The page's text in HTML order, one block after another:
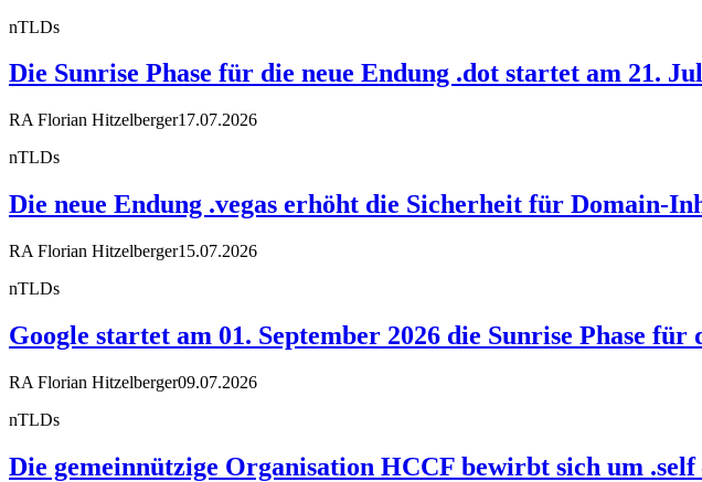
nTLDs
Die Sunrise Phase für die neue Endung .dot startet am 21.
RA Florian Hitzelberger17.07.2026
nTLDs
Die neue Endung .vegas erhöht die Sicherheit für Domain-
RA Florian Hitzelberger15.07.2026
nTLDs
Google startet am 01. September 2026 die Sunrise Phase für
RA Florian Hitzelberger09.07.2026
nTLDs
Die gemeinnützige Organisation HCCF bewirbt sich um